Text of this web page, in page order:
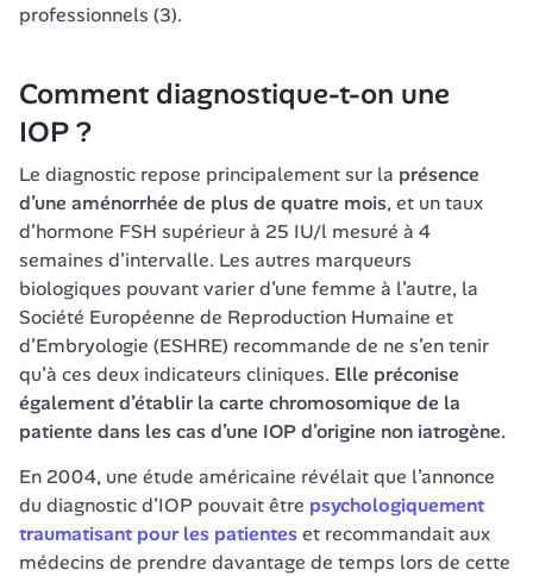
professionnels (3).
Comment diagnostique-t-on une
IOP ?
Le diagnostic repose principalement sur la présence
d’une aménorrhée de plus de quatre mois, et un taux
d’hormone FSH supérieur à 25 IU/l mesuré à 4
semaines d’intervalle. Les autres marqueurs
biologiques pouvant varier d’une femme à l’autre, la
Société Européenne de Reproduction Humaine et
d’Embryologie (ESHRE) recommande de ne s’en tenir
qu’à ces deux indicateurs cliniques. Elle préconise
également d’établir la carte chromosomique de la
patiente dans les cas d’une IOP d’origine non iatrogène.
En 2004, une étude américaine révélait que l’annonce
du diagnostic d’IOP pouvait être psychologiquement
traumatisant pour les patientes et recommandait aux
médecins de prendre davantage de temps lors de cette